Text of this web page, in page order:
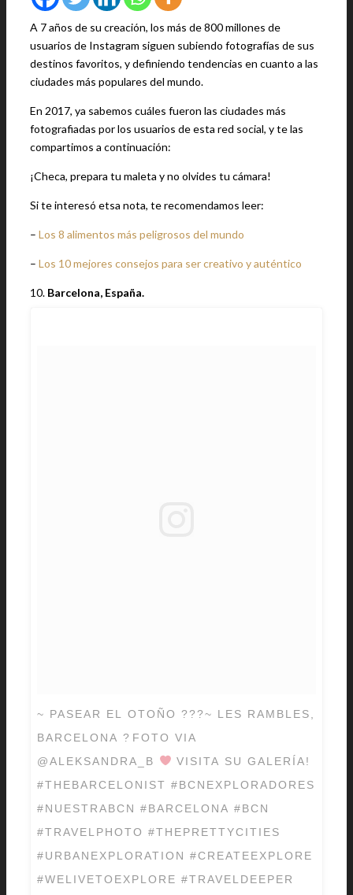
A 7 años de su creación, los más de 800 millones de
usuarios de Instagram siguen subiendo fotografías de sus
destinos favoritos, y definiendo tendencias en cuanto a las
ciudades más populares del mundo.
En 2017, ya sabemos cuáles fueron las ciudades más
fotografiadas por los usuarios de esta red social, y te las
compartimos a continuación:
¡Checa, prepara tu maleta y no olvides tu cámara!
Si te interesó etsa nota, te recomendamos leer:
– Los 8 alimentos más peligrosos del mundo
– Los 10 mejores consejos para ser creativo y auténtico
10. Barcelona, España.
~ PASEAR EL OTOÑO ???~ LES RAMBLES,
BARCELONA ? FOTO VIA
@ALEKSANDRA_B
VISITA SU GALERÍA!
#THEBARCELONIST #BCNEXPLORADORES
#NUESTRABCN #BARCELONA #BCN
#TRAVELPHOTO #THEPRETTYCITIES
#URBANEXPLORATION #CREATEEXPLORE
#WELIVETOEXPLORE #TRAVELDEEPER